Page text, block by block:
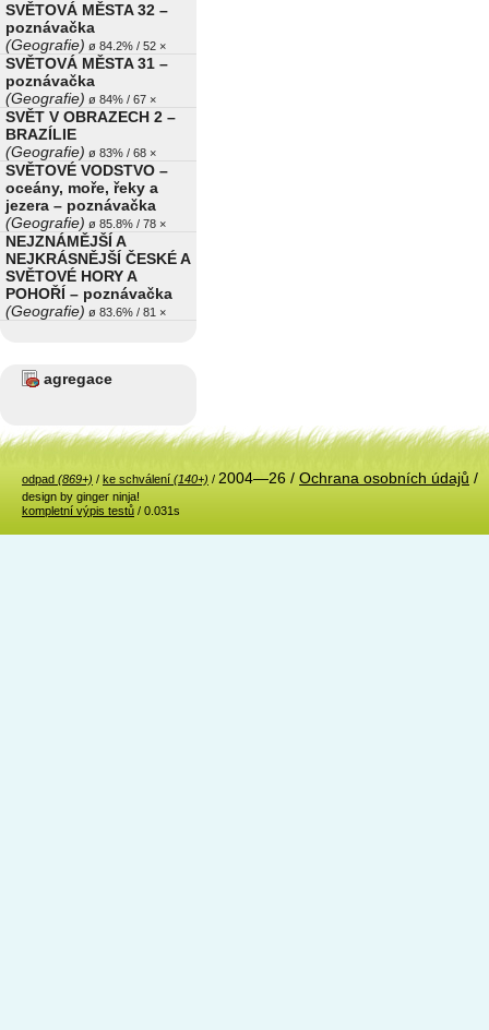
SVĚTOVÁ MĚSTA 32 –
poznávačka
(Geografie) ø 84.2% / 52 ×
SVĚTOVÁ MĚSTA 31 –
poznávačka
(Geografie) ø 84% / 67 ×
SVĚT V OBRAZECH 2 –
BRAZÍLIE
(Geografie) ø 83% / 68 ×
SVĚTOVÉ VODSTVO –
oceány, moře, řeky a
jezera – poznávačka
(Geografie) ø 85.8% / 78 ×
NEJZNÁMĚJŠÍ A
NEJKRÁSNĚJŠÍ ČESKÉ A
SVĚTOVÉ HORY A
POHOŘÍ – poznávačka
(Geografie) ø 83.6% / 81 ×
agregace
odpad (869+) / ke schválení (140+) / 2004—26 / Ochrana osobních údajů /
design by ginger ninja!
kompletní výpis testů / 0.031s